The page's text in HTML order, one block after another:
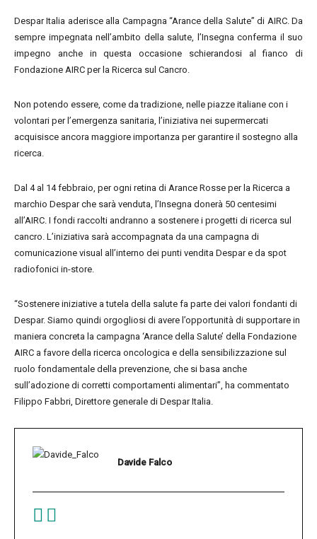
Despar Italia aderisce alla Campagna “Arance della Salute” di AIRC. Da
sempre impegnata nell’ambito della salute, l’Insegna conferma il suo
impegno anche in questa occasione schierandosi al fianco di
Fondazione AIRC per la Ricerca sul Cancro.
Non potendo essere, come da tradizione, nelle piazze italiane con i
volontari per l’emergenza sanitaria, l’iniziativa nei supermercati
acquisisce ancora maggiore importanza per garantire il sostegno alla
ricerca.
Dal 4 al 14 febbraio, per ogni retina di Arance Rosse per la Ricerca a
marchio Despar che sarà venduta, l’Insegna donerà 50 centesimi
all’AIRC. I fondi raccolti andranno a sostenere i progetti di ricerca sul
cancro. L’iniziativa sarà accompagnata da una campagna di
comunicazione visual all’interno dei punti vendita Despar e da spot
radiofonici in-store.
“Sostenere iniziative a tutela della salute fa parte dei valori fondanti di
Despar. Siamo quindi orgogliosi di avere l’opportunità di supportare in
maniera concreta la campagna ‘Arance della Salute’ della Fondazione
AIRC a favore della ricerca oncologica e della sensibilizzazione sul
ruolo fondamentale della prevenzione, che si basa anche
sull’adozione di corretti comportamenti alimentari”, ha commentato
Filippo Fabbri, Direttore generale di Despar Italia.
Davide Falco